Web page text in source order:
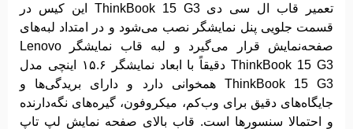
تعمیر قاب ال سی دی ThinkBook 15 G3 این کیس در
قسمت جلویی پنل نمایشگر نصب می‌شود و در امتداد لبه‌های
صفحه‌نمایش قرار می‌گیرد و لبه قاب نمایشگر Lenovo
ThinkBook 15 G3 دقیقاً با ابعاد نمایشگر ۱۵.۶ اینچی مدل
ThinkBook 15 G3 همخوانی دارد و دارای بریدگی‌ها و
جایگاه‌های دقیق برای وب‌کم، میکروفون، گیره‌های نگه‌دارنده
و احتمالا سنسورها است. قاب بالای صفحه نمایش لپ تاپ